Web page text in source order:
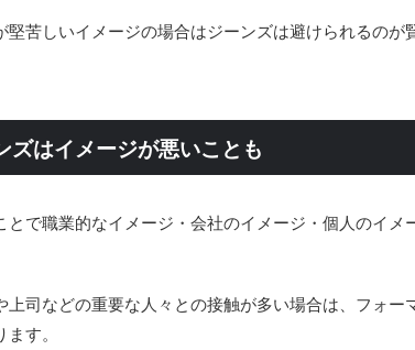
堅苦しいイメージの場合はジーンズは避けられるのが
ズはイメージが悪いことも
とで職業的なイメージ・会社のイメージ・個人のイメ
上司などの重要な人々との接触が多い場合は、フォー
す。